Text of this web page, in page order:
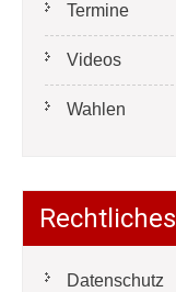
Termine
Videos
Wahlen
Rechtliches
Datenschutz